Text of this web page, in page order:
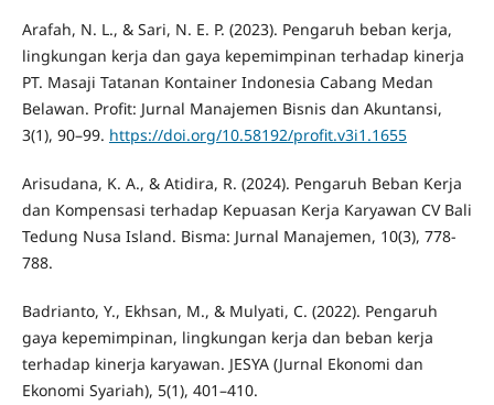
Arafah, N. L., & Sari, N. E. P. (2023). Pengaruh beban kerja,
lingkungan kerja dan gaya kepemimpinan terhadap kinerja
PT. Masaji Tatanan Kontainer Indonesia Cabang Medan
Belawan. Profit: Jurnal Manajemen Bisnis dan Akuntansi,
3(1), 90–99. https://doi.org/10.58192/profit.v3i1.1655
Arisudana, K. A., & Atidira, R. (2024). Pengaruh Beban Kerja
dan Kompensasi terhadap Kepuasan Kerja Karyawan CV Bali
Tedung Nusa Island. Bisma: Jurnal Manajemen, 10(3), 778-
788.
Badrianto, Y., Ekhsan, M., & Mulyati, C. (2022). Pengaruh
gaya kepemimpinan, lingkungan kerja dan beban kerja
terhadap kinerja karyawan. JESYA (Jurnal Ekonomi dan
Ekonomi Syariah), 5(1), 401–410.